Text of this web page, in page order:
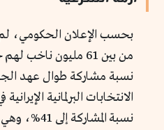
من بين 61 مليون
نسبة مشاركة طوال عهد
الانتخابات البرلمانية
نسبة